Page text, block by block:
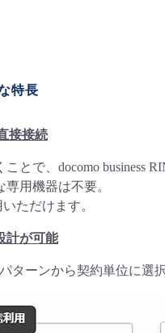
特長
接接続
とで、docomo business
用機器は不要。
ただけます。
計が可能
ターンから契約単位に選